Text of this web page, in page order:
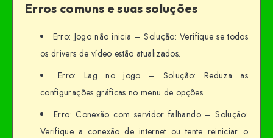
Erros comuns e suas soluções
Erro: Jogo não inicia – Solução: Verifique se todos
os drivers de vídeo estão atualizados.
Erro: Lag no jogo – Solução: Reduza as
configurações gráficas no menu de opções.
Erro: Conexão com servidor falhando – Solução:
Verifique a conexão de internet ou tente reiniciar o